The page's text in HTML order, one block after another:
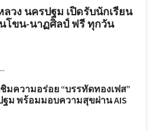
วง นครปฐม เปิดรับนักเรียน
โขน-นาฏศิลป์ ฟรี ทุกวัน
มความอร่อย “บรรทัดทองเฟส”
ม พร้อมมอบความสุขผ่าน AIS